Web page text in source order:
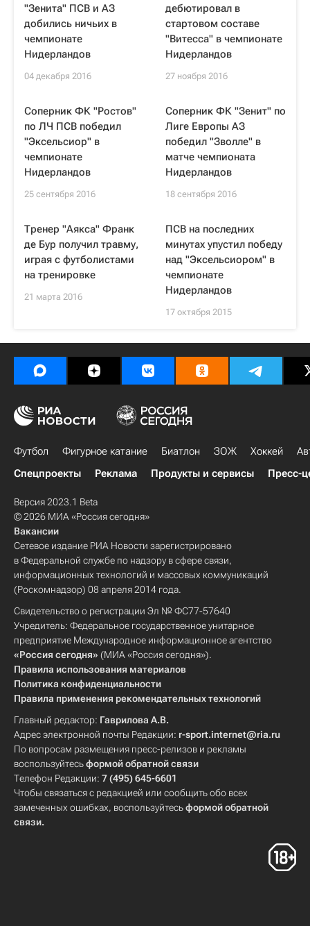
"Зенита" ПСВ и АЗ
добились ничьих в
чемпионате
Нидерландов
04 декабря 2016
дебютировал в
стартовом составе
"Витесса" в чемпионате
Нидерландов
27 ноября 2016
Соперник ФК "Ростов"
по ЛЧ ПСВ победил
"Эксельсиор" в
чемпионате
Нидерландов
25 сентября 2016
Соперник ФК "Зенит" по
Лиге Европы АЗ
победил "Зволле" в
матче чемпионата
Нидерландов
18 сентября 2016
Тренер "Аякса" Франк
де Бур получил травму,
играя с футболистами
на тренировке
21 марта 2016
ПСВ на последних
минутах упустил победу
над "Эксельсиором" в
чемпионате
Нидерландов
17 октября 2015
Футбол Фигурное катание Биатлон ЗОЖ Хоккей
Спецпроекты
Реклама Продукты и сервисы Пресс-
Версия 2023.1 Beta
© 2026 МИА «Россия сегодня»
Вакансии
Сетевое издание РИА Новости зарегистрировано
в Федеральной службе по надзору в сфере связи,
информационных технологий и массовых коммуникаций
(Роскомнадзор) 08 апреля 2014 года.
Свидетельство о регистрации Эл № ФС77-57640
Учредитель: Федеральное государственное унитарное
предприятие Международное информационное агентство
«Россия сегодня» (МИА «Россия сегодня»).
Правила использования материалов
Политика конфиденциальности
Правила применения рекомендательных технологий
Главный редактор: Гаврилова А.В.
Адрес электронной почты Редакции: r-sport.internet@ria.ru
По вопросам размещения пресс-релизов и рекламы
воспользуйтесьформой обратной связи
Телефон Редакции: 7 (495) 645-6601
Чтобы связаться с редакцией или сообщить обо всех
замеченных ошибках, воспользуйтесьформой обратной
связи.